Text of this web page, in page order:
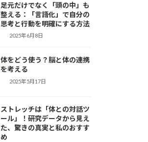
足元だけでなく「頭の中」も
整える：「言語化」で自分の
思考と行動を明確にする方法
2025年6月8日
体をどう使う？脳と体の連携
を考える
2025年5月17日
ストレッチは「体との対話ツ
ール」！研究データから見え
た、驚きの真実と私のおすす
め